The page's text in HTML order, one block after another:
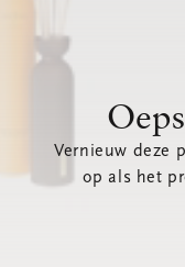
Vernieuw deze
op als het